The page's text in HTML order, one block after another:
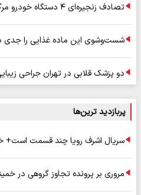
تصادف زنجیره‌ای ۴ دستگاه خودرو مرگبار شد
شست‌وشوی این ماده غذایی را جدی
دو پزشک قلابی در تهران جراحی
پربازدید ترین‌ها
سریال اشرف رویا چند قسمت است+
مروری بر پرونده تجاوز گروهی در